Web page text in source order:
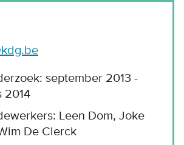
september 2013 -
2014
Leen Dom, Joke
De Clerck